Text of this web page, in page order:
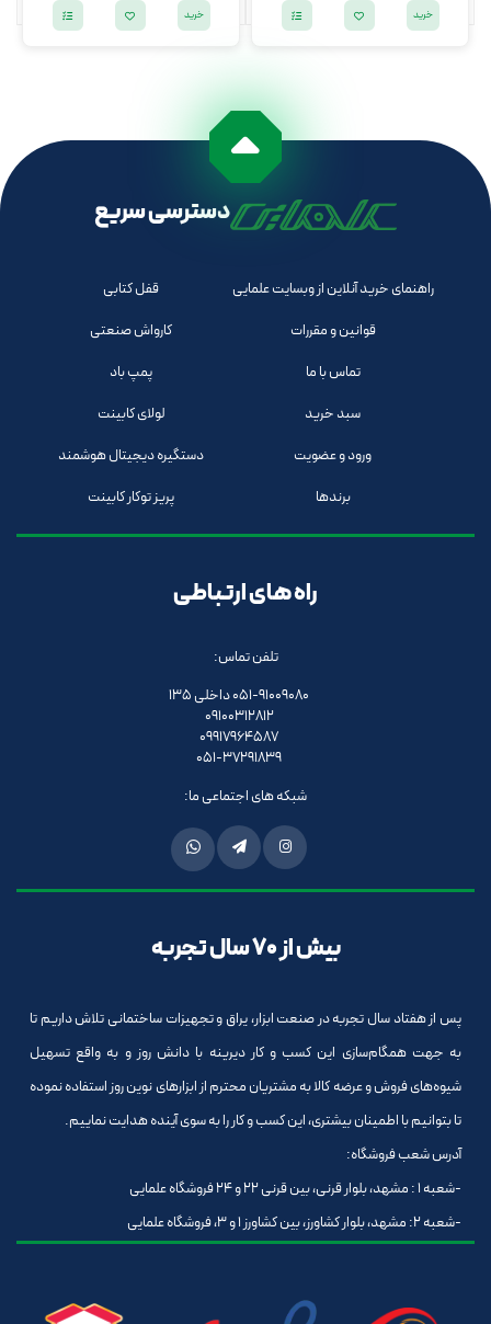
خرید خرید
دسترسی سریع
راهنمای خرید آنلاین از وبسایت علمایی
قوانین و مقررات
تماس با ما
سبد خرید
ورود و عضویت
برندها
قفل کتابی
کارواش صنعتی
پمپ باد
لولای کابینت
دستگیره دیجیتال هوشمند
پریز توکار کابینت
راه های ارتباطی
تلفن تماس:
051-91009080 داخلی 135
09100312812
09917964587
051-37291839
شبکه های اجتماعی ما:
بیش از 70 سال تجربه
پس از هفتاد سال تجربه در صنعت ابزار، یراق و تجهیزات ساختمانی تلاش داریم تا
به جهت همگام‌سازی این کسب و کار دیرینه با دانش روز و به واقع تسهیل
شیوه‌های فروش و عرضه کالا به مشتریان محترم از ابزارهای نوین روز استفاده نموده
تا بتوانیم با اطمینان بیشتری، این کسب و کار را به سوی آینده هدایت نماییم.
آدرس شعب فروشگاه:
-شعبه 1 : مشهد، بلوار قرنی، بین قرنی 22 و 24 فروشگاه علمایی
-شعبه 2: مشهد، بلوار کشاورز، بین کشاورز 1 و 3، فروشگاه علمایی